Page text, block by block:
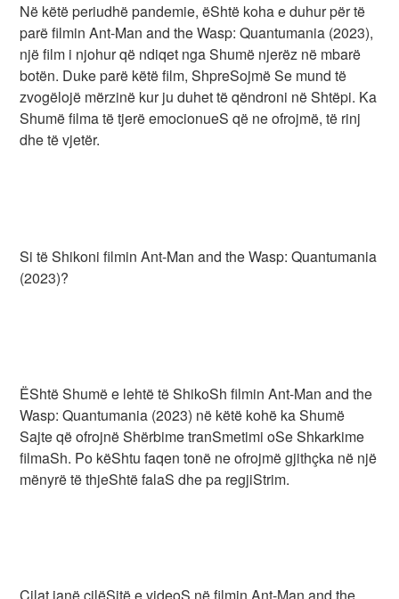
Në këtë periudhë pandemie, ëShtë koha e duhur për të
parë filmin Ant-Man and the Wasp: Quantumania (2023),
një film i njohur që ndiqet nga Shumë njerëz në mbarë
botën. Duke parë këtë film, ShpreSojmë Se mund të
zvogëlojë mërzinë kur ju duhet të qëndroni në Shtëpi. Ka
Shumë filma të tjerë emocionueS që ne ofrojmë, të rinj
dhe të vjetër.
Si të Shikoni filmin Ant-Man and the Wasp: Quantumania
(2023)?
ËShtë Shumë e lehtë të ShikoSh filmin Ant-Man and the
Wasp: Quantumania (2023) në këtë kohë ka Shumë
Sajte që ofrojnë Shërbime tranSmetimi oSe Shkarkime
filmaSh. Po këShtu faqen tonë ne ofrojmë gjithçka në një
mënyrë të thjeShtë falaS dhe pa regjiStrim.